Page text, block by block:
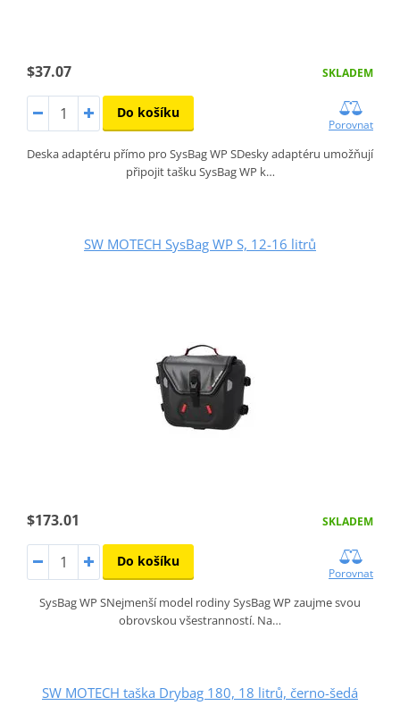
$37.07 SKLADEM
Do košíku
Porovnat
Deska adaptéru přímo pro SysBag WP SDesky adaptéru umožňují
připojit tašku SysBag WP k…
SW MOTECH SysBag WP S, 12-16 litrů
$173.01 SKLADEM
Do košíku
Porovnat
SysBag WP SNejmenší model rodiny SysBag WP zaujme svou
obrovskou všestranností. Na…
SW MOTECH taška Drybag 180, 18 litrů, černo-šedá